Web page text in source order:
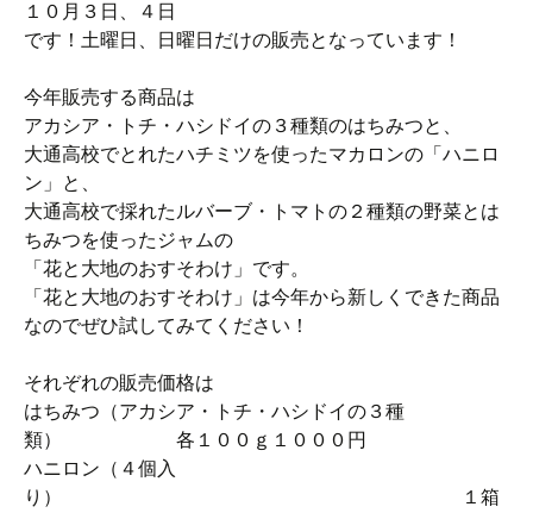
１０月３日、４日
です！土曜日、日曜日だけの販売となっています！
今年販売する商品は
アカシア・トチ・ハシドイの３種類のはちみつと、
大通高校でとれたハチミツを使ったマカロンの「ハニロ
ン」と、
大通高校で採れたルバーブ・トマトの２種類の野菜とは
ちみつを使ったジャムの
「花と大地のおすそわけ」です。
「花と大地のおすそわけ」は今年から新しくできた商品
なのでぜひ試してみてください！
それぞれの販売価格は
はちみつ（アカシア・トチ・ハシドイの３種
類） 各１００ｇ１０００円
ハニロン（４個入
り） １箱